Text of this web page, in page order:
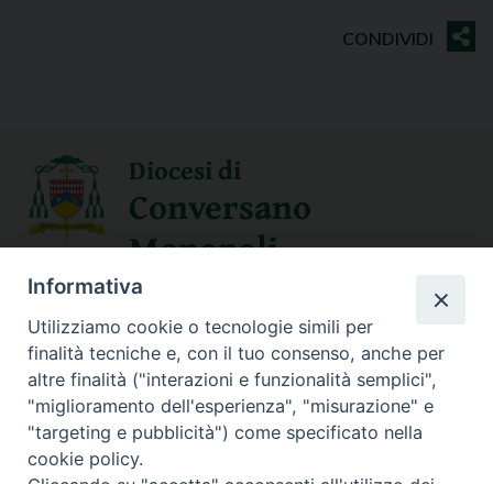
Diocesi di
Conversano
Monopoli
SEGUICI SU
Contatti
Sede Curia
Informativa
Utilizziamo cookie o tecnologie simili per
finalità tecniche e, con il tuo consenso, anche per
altre finalità ("interazioni e funzionalità semplici",
"miglioramento dell'esperienza", "misurazione" e
"targeting e pubblicità") come specificato nella
cookie policy.